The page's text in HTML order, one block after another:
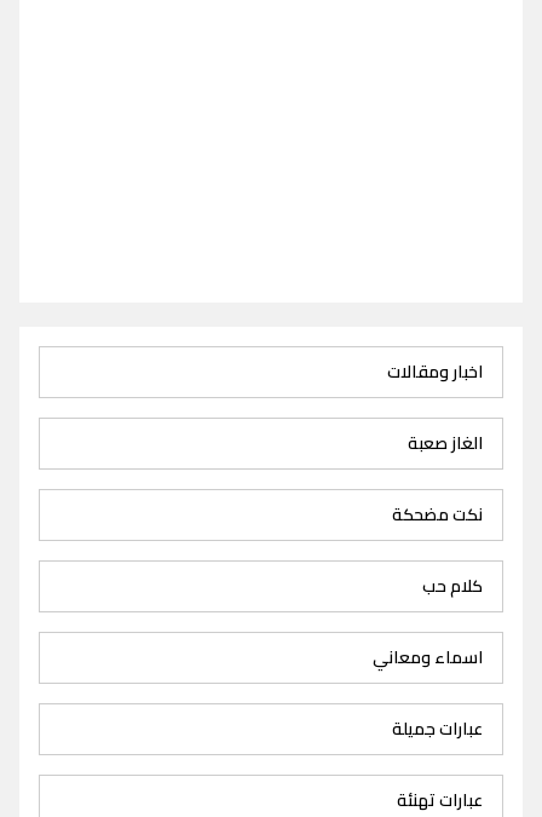
اخبار ومقالات
الغاز صعبة
نكت مضحكة
كلام حب
اسماء ومعاني
عبارات جميلة
عبارات تهنئة